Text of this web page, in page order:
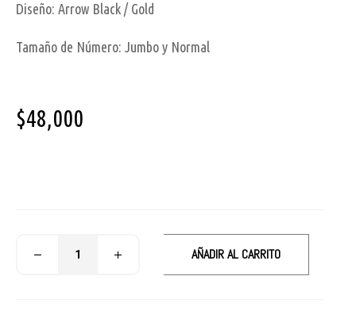
Diseño: Arrow Black / Gold
Tamaño de Número: Jumbo y Normal
$48,000
AÑADIR AL CARRITO